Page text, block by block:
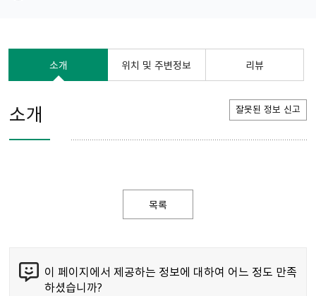
소개 위치 및 주변정보 리뷰
소개 잘못된 정보 신고
목록
이 페이지에서 제공하는 정보에 대하여 어느 정도 만족
하셨습니까?